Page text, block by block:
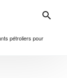
pétroliers pour